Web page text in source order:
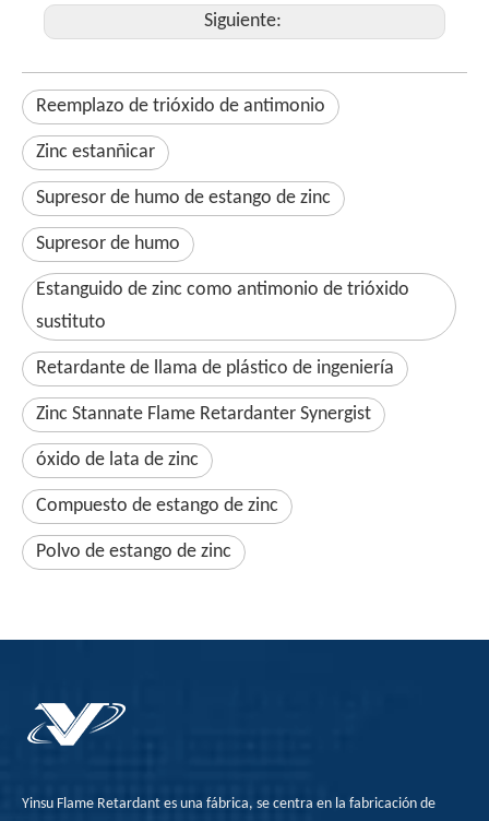
Siguiente:
Reemplazo de trióxido de antimonio
Zinc estanñicar
Supresor de humo de estango de zinc
Supresor de humo
Estanguido de zinc como antimonio de trióxido
sustituto
Retardante de llama de plástico de ingeniería
Zinc Stannate Flame Retardanter Synergist
óxido de lata de zinc
Compuesto de estango de zinc
Polvo de estango de zinc
Yinsu Flame Retardant es una fábrica, se centra en la fabricación de